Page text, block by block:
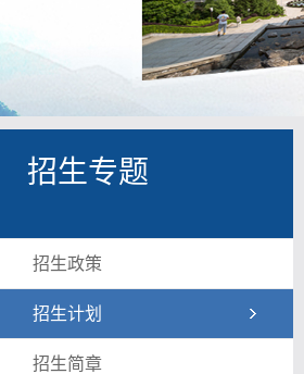
招生专题
招生政策
招生计划
招生简章